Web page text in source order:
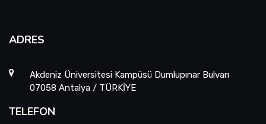
ADRES
Akdeniz Üniversitesi Kampüsü Dumlupınar Bulvarı
07058 Antalya / TÜRKİYE
TELEFON